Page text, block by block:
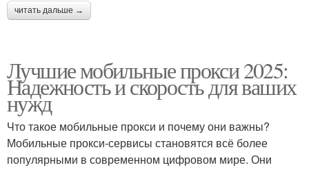
читать дальше →
Лучшие мобильные прокси 2025:
Надежность и скорость для ваших
нужд
Что такое мобильные прокси и почему они важны?
Мобильные прокси-сервисы становятся всё более
популярными в современном цифровом мире. Они